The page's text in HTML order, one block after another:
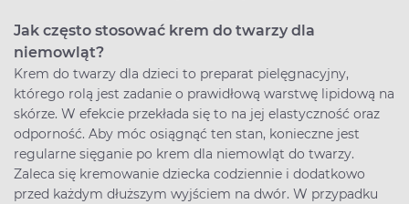
Jak często stosować krem do twarzy dla
niemowląt?
Krem do twarzy dla dzieci to preparat pielęgnacyjny,
którego rolą jest zadanie o prawidłową warstwę lipidową na
skórze. W efekcie przekłada się to na jej elastyczność oraz
odporność. Aby móc osiągnąć ten stan, konieczne jest
regularne sięganie po krem dla niemowląt do twarzy.
Zaleca się kremowanie dziecka codziennie i dodatkowo
przed każdym dłuższym wyjściem na dwór. W przypadku